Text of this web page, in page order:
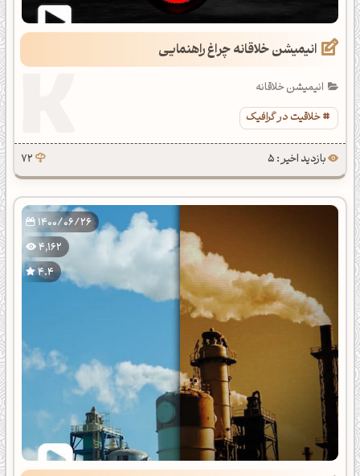
انیمیشن خلاقانه چراغ راهنمایی
انیمیشن خلاقانه
خلاقیت در گرافیک
بازدید اخیر : 5 72
1400/06/26
4,162
4.4